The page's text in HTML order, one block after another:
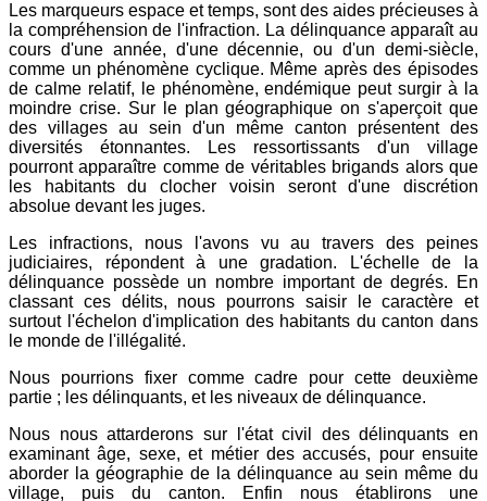
Les marqueurs espace et temps, sont des aides précieuses à
la compréhension de l'infraction. La délinquance apparaît au
cours d'une année, d'une décennie, ou d'un demi-siècle,
comme un phénomène cyclique. Même après des épisodes
de calme relatif, le phénomène, endémique peut surgir à la
moindre crise. Sur le plan géographique on s'aperçoit que
des villages au sein d'un même canton présentent des
diversités étonnantes. Les ressortissants d'un village
pourront apparaître comme de véritables brigands alors que
les habitants du clocher voisin seront d'une discrétion
absolue devant les juges.
Les infractions, nous l'avons vu au travers des peines
judiciaires, répondent à une gradation. L'échelle de la
délinquance possède un nombre important de degrés. En
classant ces délits, nous pourrons saisir le caractère et
surtout l'échelon d'implication des habitants du canton dans
le monde de l'illégalité.
Nous pourrions fixer comme cadre pour cette deuxième
partie ; les délinquants, et les niveaux de délinquance.
Nous nous attarderons sur l'état civil des délinquants en
examinant âge, sexe, et métier des accusés, pour ensuite
aborder la géographie de la délinquance au sein même du
village, puis du canton. Enfin nous établirons une